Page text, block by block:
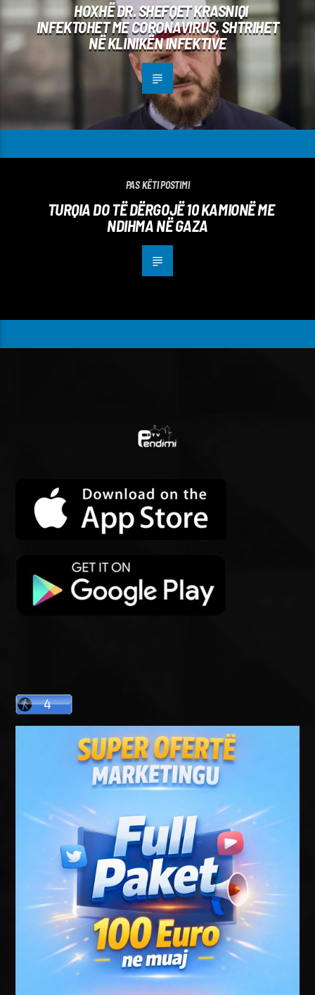
HOXHË DR. SHEFQET KRASNIQI
INFEKTOHET ME CORONAVIRUS, SHTRIHET
NË KLINIKËN INFEKTIVE
PAS KËTI POSTIMI
TURQIA DO TË DËRGOJË 10 KAMIONË ME
NDIHMA NË GAZA